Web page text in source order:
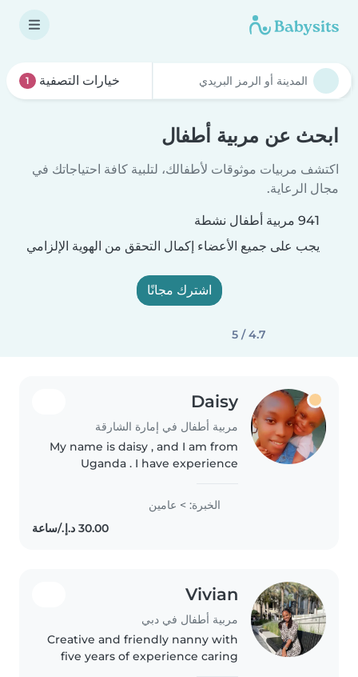
خيارات التصفية 1
ابحث عن مربية أطفال
اكتشف مربيات موثوقات لأطفالك، لتلبية كافة احتياجاتك في
مجال الرعاية.
941 مربية أطفال نشطة
يجب على جميع الأعضاء إكمال التحقق من الهوية الإلزامي
اشترك مجانًا
4.7 / 5
Daisy
مربية أطفال في إمارة الشارقة
My name is daisy , and I am from
Uganda . I have experience
ages, and I am patient,
responsible, and trustworthy. I
enjoy creating a safe, loving,..
الخبرة: > عامين
Vivian
مربية أطفال في دبي
Creative and friendly nanny with
five years of experience caring